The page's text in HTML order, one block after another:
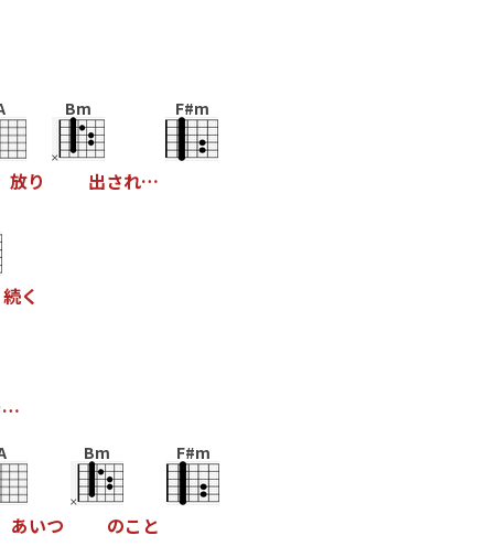
放り
Bm
出され…
F#m
続く
…
あいつ
Bm
のこ と
F#m